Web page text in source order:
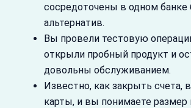
сосредоточены в одном банке
альтернатив.
Вы провели тестовую
открыли пробный продукт и
довольны обслуживанием.
Известно, как закрыть счета,
карты, и вы понимаете